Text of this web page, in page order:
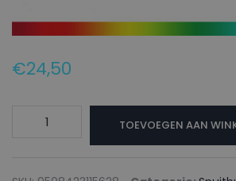
€24,50
TOEVOEGEN AAN